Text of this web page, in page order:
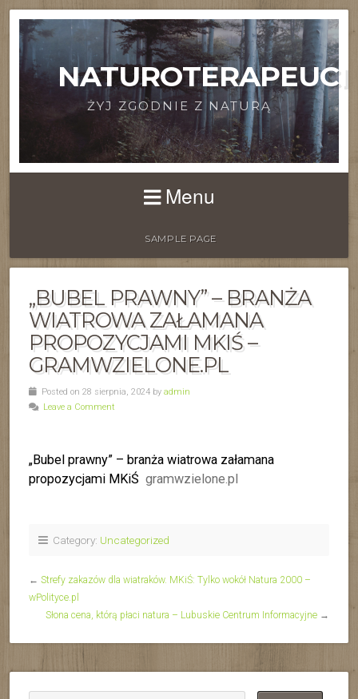
NATUROTERAPEUCI
ŻYJ ZGODNIE Z NATURĄ
Menu
SAMPLE PAGE
„BUBEL PRAWNY” – BRANŻA
WIATROWA ZAŁAMANA
PROPOZYCJAMI MKIŚ –
GRAMWZIELONE.PL
Posted on 28 sierpnia, 2024 by admin
Leave a Comment
„Bubel prawny” – branża wiatrowa załamana
propozycjami MKiŚ gramwzielone.pl
Category: Uncategorized
← Strefy zakazów dla wiatraków. MKiŚ: Tylko wokół Natura 2000 –
wPolityce.pl
Słona cena, którą płaci natura – Lubuskie Centrum Informacyjne →